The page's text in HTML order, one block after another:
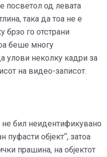
посветол од левата
така да тоа не е
брзо го отстрани
беше многу
улови неколку кадри за
на видео-записот.
бил неидентификувано
пуфасти објект“, затоа
прашина, на објектот